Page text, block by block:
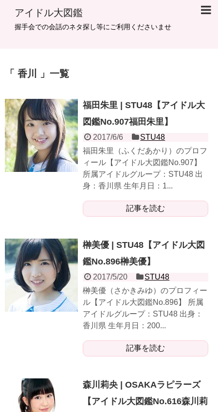
アイドル大図鑑
握手会での会話のネタ探し等にご利用くださいませ
香川 一覧
福田朱里 | STU48【アイドル大
図鑑No.907福田朱里】
2017/6/6
STU48
福田朱里（ふくだあかり）のプロフ
ィール【アイドル大図鑑No.907】
所属アイドルグループ：STU48 出
身：香川県 生年月日：1...
記事を読む
榊美優 | STU48【アイドル大図
鑑No.896榊美優】
2017/5/20
STU48
榊美優（さかきみゆ）のプロフィー
ル【アイドル大図鑑No.896】 所属
アイドルグループ：STU48 出身：
香川県 生年月日：200...
記事を読む
森川莉央 | OSAKAラピラーズ
【アイドル大図鑑No.616森川莉